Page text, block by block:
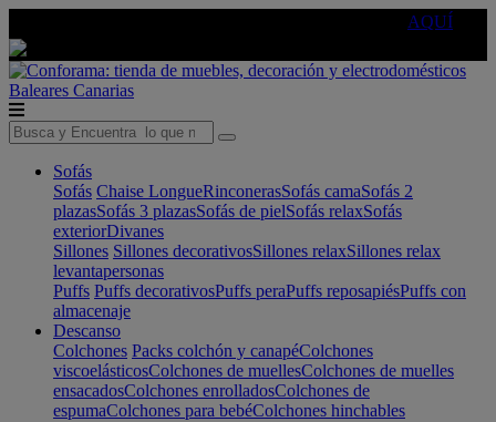
AQUÍ
Baleares Canarias
Sofás
Sofás Chaise LongueRinconerasSofás camaSofás 2
plazasSofás 3 plazasSofás de pielSofás relaxSofás
exteriorDivanes
Sillones Sillones decorativosSillones relaxSillones relax
levantapersonas
Puffs Puffs decorativosPuffs peraPuffs reposapiésPuffs con
almacenaje
Descanso
Colchones Packs colchón y canapéColchones
viscoelásticosColchones de muellesColchones de muelles
ensacadosColchones enrolladosColchones de
espumaColchones para bebéColchones hinchables